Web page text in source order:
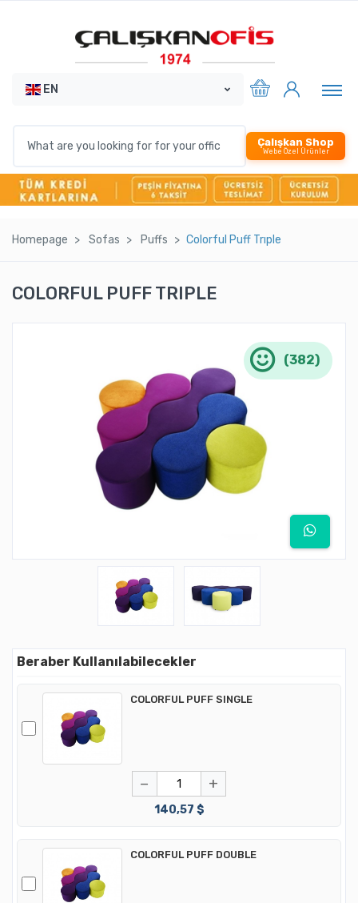
EN
Çalışkan Shop
Webe Özel Ürünler
Homepage Sofas Puffs Colorful Puff Trıple
COLORFUL PUFF TRIPLE
(382)
Beraber Kullanılabilecekler
COLORFUL PUFF SINGLE
− +
140,57 $
COLORFUL PUFF DOUBLE